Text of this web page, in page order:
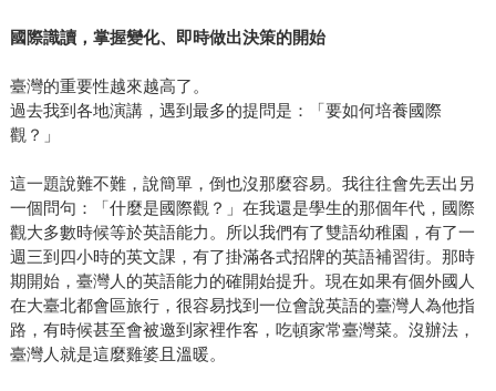
國際識讀，掌握變化、即時做出決策的開始
臺灣的重要性越來越高了。
過去我到各地演講，遇到最多的提問是：「要如何培養國際
觀？」
這一題說難不難，說簡單，倒也沒那麼容易。我往往會先丟出另
一個問句：「什麼是國際觀？」在我還是學生的那個年代，國際
觀大多數時候等於英語能力。所以我們有了雙語幼稚園，有了一
週三到四小時的英文課，有了掛滿各式招牌的英語補習街。那時
期開始，臺灣人的英語能力的確開始提升。現在如果有個外國人
在大臺北都會區旅行，很容易找到一位會說英語的臺灣人為他指
路，有時候甚至會被邀到家裡作客，吃頓家常臺灣菜。沒辦法，
臺灣人就是這麼雞婆且溫暖。